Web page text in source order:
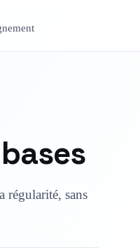
régularité, sans